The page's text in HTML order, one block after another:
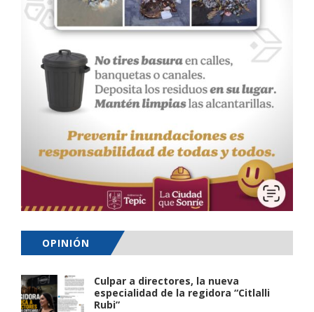
OPINIÓN
Culpar a directores, la nueva
especialidad de la regidora “Citlalli
Rubi”